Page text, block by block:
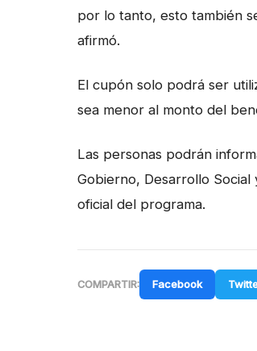
por lo tanto, esto también
afirmó.
El cupón solo podrá ser
sea menor al monto del
Las personas podrán
Gobierno, Desarrollo Social
oficial del programa.
COMPARTIR: Facebook